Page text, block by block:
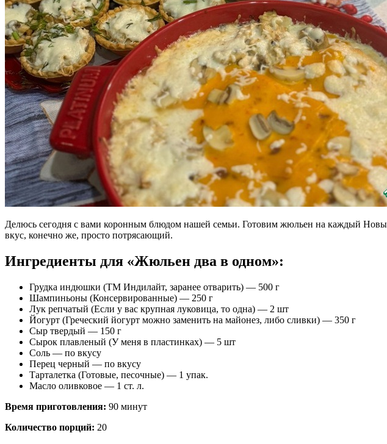
Делюсь сегодня с вами коронным блюдом нашей семьи. Готовим жюльен на каждый Новый
вкус, конечно же, просто потрясающий.
Ингредиенты для «Жюльен два в одном»:
Грудка индюшки (ТМ Индилайт, заранее отварить) — 500 г
Шампиньоны (Консервированные) — 250 г
Лук репчатый (Если у вас крупная луковица, то одна) — 2 шт
Йогурт (Греческий йогурт можно заменить на майонез, либо сливки) — 350 г
Сыр твердый — 150 г
Сырок плавленый (У меня в пластинках) — 5 шт
Соль — по вкусу
Перец черный — по вкусу
Тарталетка (Готовые, песочные) — 1 упак.
Масло оливковое — 1 ст. л.
Время приготовления: 90 минут
Количество порций: 20